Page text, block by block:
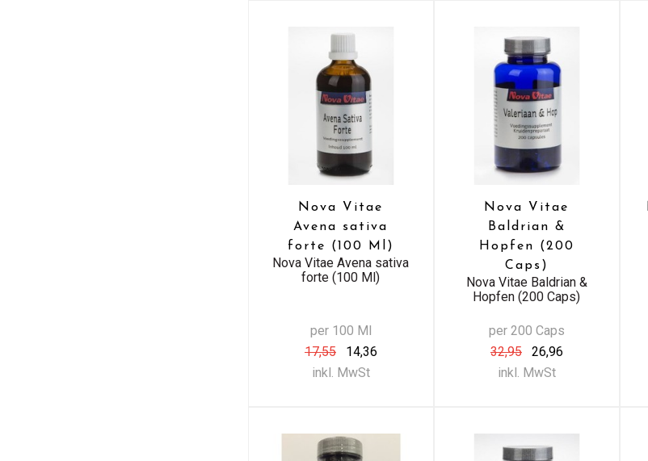
Nova Vitae
Avena sativa
forte (100 Ml)
Nova Vitae Avena sativa
forte (100 Ml)
per 100 Ml
17,55
14,36
inkl. MwSt
Nova Vitae
Baldrian &
Hopfen (200
Caps)
Nova Vitae Baldrian &
Hopfen (200 Caps)
per 200 Caps
32,95
26,96
inkl. MwSt